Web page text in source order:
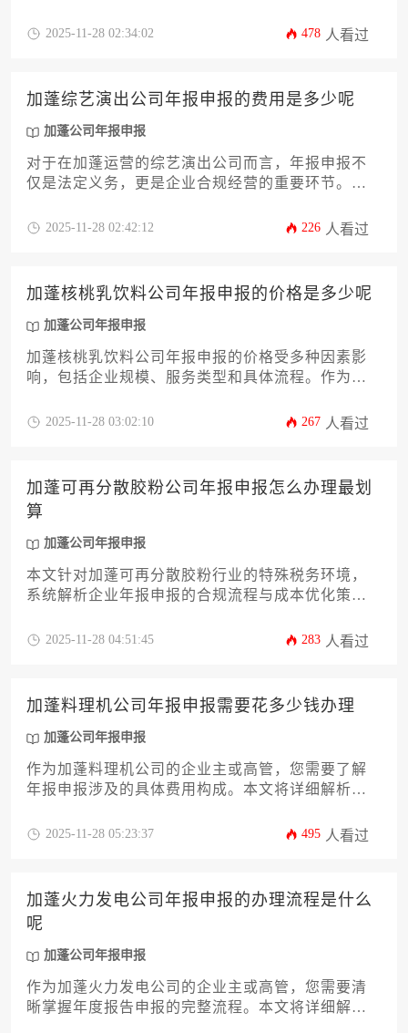
容。针对加蓬地区特殊性，详解材料准备要点与常
2025-11-28 02:34:02 478 人看过
加蓬综艺演出公司年报申报的费用是多少呢
加蓬公司年报申报
对于在加蓬运营的综艺演出公司而言，年报申报不
仅是法定义务，更是企业合规经营的重要环节。其
复杂度、是否寻求专业服务等多种因素影响。本文
考。
2025-11-28 02:42:12 226 人看过
加蓬核桃乳饮料公司年报申报的价格是多少呢
加蓬公司年报申报
加蓬核桃乳饮料公司年报申报的价格受多种因素影
响，包括企业规模、服务类型和具体流程。作为企
及成本构成，以确保合规并优化预算。本文将深入
2025-11-28 03:02:10 267 人看过
加蓬可再分散胶粉公司年报申报怎么办理最划
算
加蓬公司年报申报
本文针对加蓬可再分散胶粉行业的特殊税务环境，
系统解析企业年报申报的合规流程与成本优化策
协作，提供12项关键操作指南，帮助企业在降低申
2025-11-28 04:51:45 283 人看过
加蓬料理机公司年报申报需要花多少钱办理
加蓬公司年报申报
作为加蓬料理机公司的企业主或高管，您需要了解
年报申报涉及的具体费用构成。本文将详细解析加
服务成本及潜在附加支出，助您高效完成合规申
2025-11-28 05:23:37 495 人看过
加蓬火力发电公司年报申报的办理流程是什么
呢
加蓬公司年报申报
作为加蓬火力发电公司的企业主或高管，您需要清
晰掌握年度报告申报的完整流程。本文将详细解析